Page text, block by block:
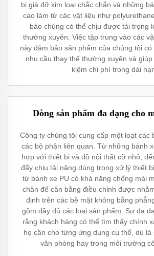
bị giá đỡ kim loại chắc chắn và những
cao làm từ các vật liệu như
bảo chúng có thể chịu được tải trọng
thường xuyên. Việc tập trung vào các
này đảm bảo sản phẩm của chúng tôi
nhu cầu thay thế thường xuyên và
kiệm chi phí trong dài
Dòng sản phẩm đa dạng cho
Công ty chúng tôi cung cấp một loạt các
các bộ phận liên quan. Từ những bánh
hợp với thiết bị và đồ nội thất cỡ nhỏ,
đẩy chịu tải nặng dùng trong xử lý thiết
từ bánh xe PU có khả năng chống mài
chân đế cân bằng điều chỉnh được
định trên các bề mặt không bằng
gồm đầy đủ các loại sản phẩm. Sự đa
rằng khách hàng có thể tìm thấy chính
họ cần cho từng ứng dụng cụ thể, dù là
văn phòng hay trong môi trường